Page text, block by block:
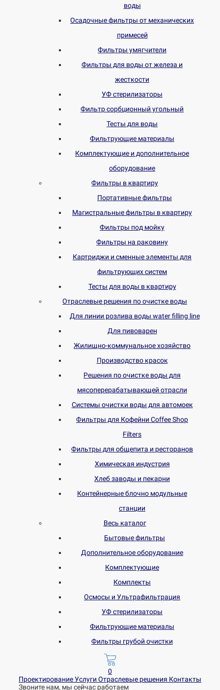
воды
Осадочные фильтры от механических
примесей
Фильтры умягчители
Фильтры для воды от железа и
жесткости
УФ стерилизаторы
Фильтр сорбционный угольный
Тесты для воды
Фильтрующие материалы
Комплектующие и дополнительное
оборудование
Фильтры в квартиру
Портативные фильтры
Магистральные фильтры в квартиру
Фильтры под мойку
Фильтры на раковину
Картриджи и сменные элементы для
фильтрующих систем
Тесты для воды в квартиру
Отраслевые решения по очистке воды
Для линии розлива воды water filling line
Для пивоварен
Жилищно-коммунальное хозяйство
Производство красок
Решения по очистке воды для
мясоперерабатывающей отрасли
Системы очистки воды для автомоек
Фильтры для Кофейни Coffee Shop
Filters
Фильтры для общепита и ресторанов
Химическая индустрия
Хлеб заводы и пекарни
Контейнерные блочно модульные
станции
Весь каталог
Бытовые фильтры
Дополнительное оборудование
Комплектующие
Комплекты
Осмосы и Ультрафильтрация
УФ стерилизаторы
Фильтрующие материалы
Фильтры грубой очистки
0
ПроектированиеУслуги Отраслевые решения Контакты
Звоните нам, мы сейчас работаем